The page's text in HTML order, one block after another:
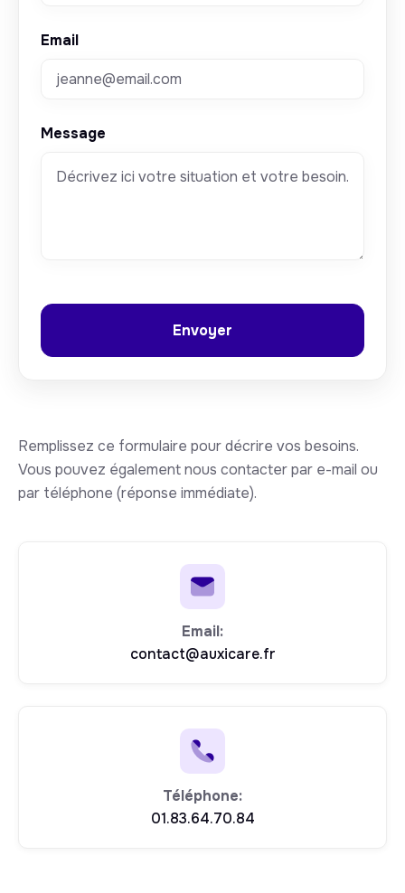
Email
Message
Remplissez ce formulaire pour décrire vos besoins.
Vous pouvez également nous contacter par e-mail ou
par téléphone (réponse immédiate).
Email:
contact@auxicare.fr
Téléphone:
01.83.64.70.84